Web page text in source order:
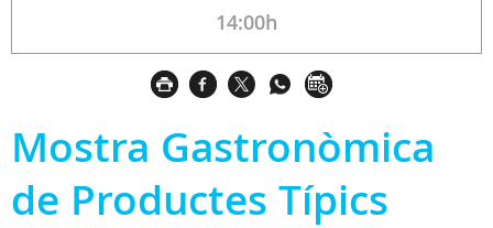
14:00h
Mostra Gastronòmica
de Productes Típics